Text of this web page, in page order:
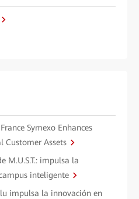
Symexo Enhances
Customer Assets
M.U.S.T.: impulsa la
inteligente
impulsa la innovación en